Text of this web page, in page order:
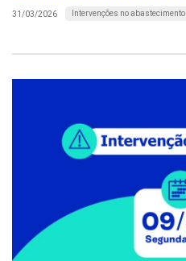
31/03/2026 Intervenções no abastecimento